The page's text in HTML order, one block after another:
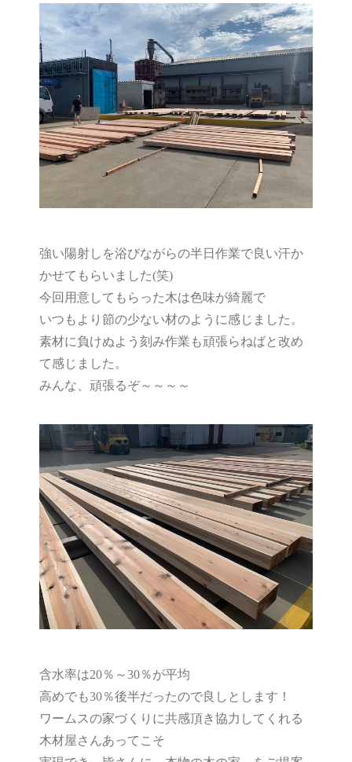
強い陽射しを浴びながらの半日作業で良い汗か
かせてもらいました(笑)
今回用意してもらった木は色味が綺麗で
いつもより節の少ない材のように感じました。
素材に負けぬよう刻み作業も頑張らねばと改め
て感じました。
みんな、頑張るぞ～～～～
含水率は20％～30％が平均
高めでも30％後半だったので良しとします！
ワームスの家づくりに共感頂き協力してくれる
木材屋さんあってこそ